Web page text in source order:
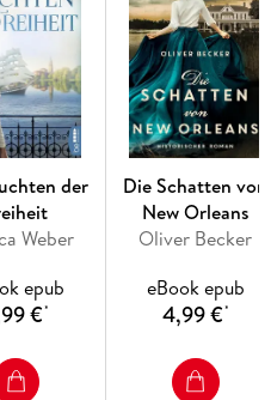
Themen: den Krieg und
Russlands von den
des Ersten Weltkriegs bis
- vor allem aber die
die sich inmitten der
So ergibt sich eine
düsteren Kapitels der
die von den Ballsälen Sankt
Europas führt.
ist eine fesselnde Saga
und Verrat vor dem
der
Weber
epub
€*
Die Schatten von
New Orleans
Oliver Becker
eBook epub
4,99 €*